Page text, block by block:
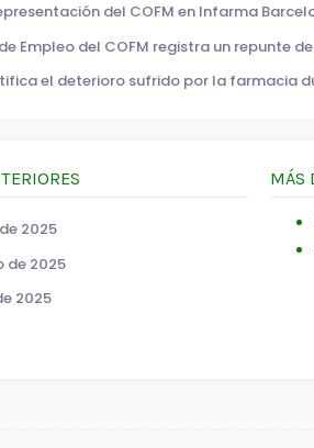
del COFM en Infarma
Empleo del COFM registra un repunte
el deterioro sufrido por la farmacia
2025
de 2025
2025
MÁS